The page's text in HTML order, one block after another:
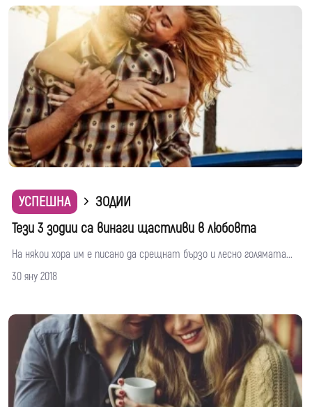
УСПЕШНА
ЗОДИИ
Тези 3 зодии са винаги щастливи в любовта
На някои хора им е писано да срещнат бързо и лесно голямата...
30 яну 2018